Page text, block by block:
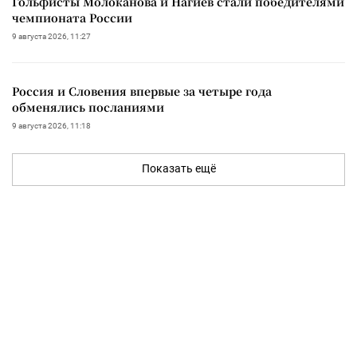
чемпионата России
9 августа 2026, 11:27
Россия и Словения впервые за четыре года
обменялись посланиями
9 августа 2026, 11:18
Показать ещё